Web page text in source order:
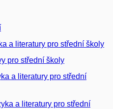
a literatury pro střední školy
pro střední školy
a literatury pro střední
a literatury pro střední